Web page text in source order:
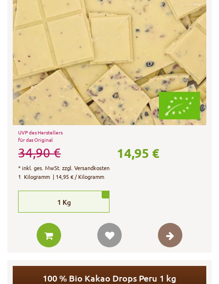
UVP des Herstellers
für das Original
34,90 € 14,95 €
*inkl. ges. MwSt. zzgl.Versandkosten
1 Kilogramm | 14,95 € / Kilogramm
1 Kg
100 % Bio Kakao Drops Peru 1 kg